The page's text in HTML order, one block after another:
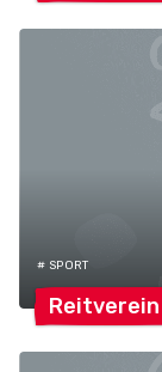
# SPORT
Reitverein